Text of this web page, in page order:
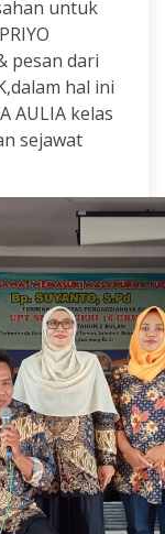
untuk
pesan dari
hal ini
AULIA kelas
sejawat